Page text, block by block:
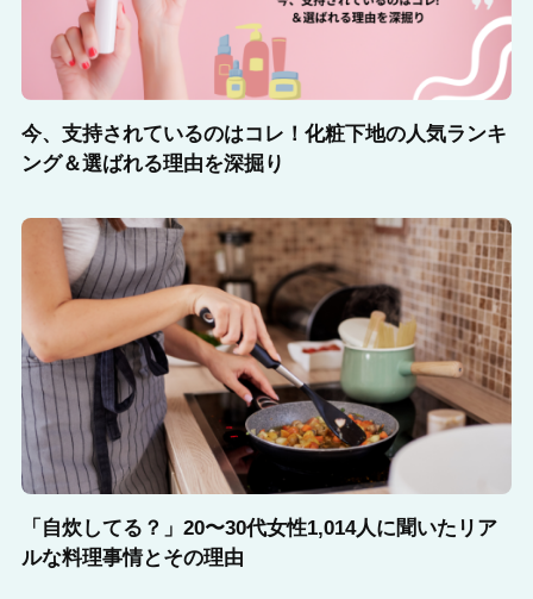
今、支持されているのはコレ！化粧下地の人気ランキ
ング＆選ばれる理由を深掘り
「自炊してる？」20〜30代女性1,014人に聞いたリア
ルな料理事情とその理由